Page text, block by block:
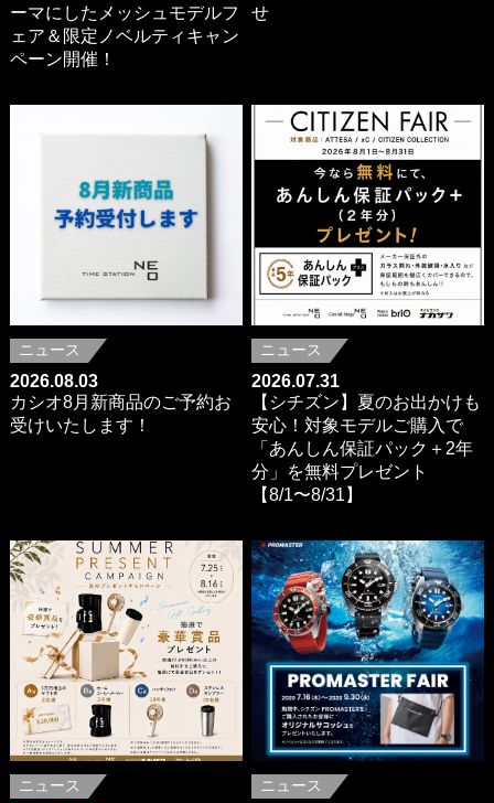
ーマにしたメッシュモデルフ
ェア＆限定ノベルティキャン
ペーン開催！
せ
ニュース
2026.08.03
カシオ8月新商品のご予約お
受けいたします！
ニュース
2026.07.31
【シチズン】夏のお出かけも
安心！対象モデルご購入で
「あんしん保証パック＋2年
分」を無料プレゼント
【8/1〜8/31】
ニュース ニュース